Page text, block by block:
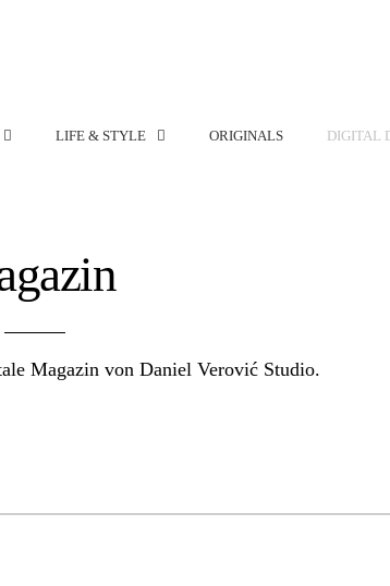
LIFE & STYLE ORIGINALS DIGITAL
Magazin von Daniel Verović Studio.